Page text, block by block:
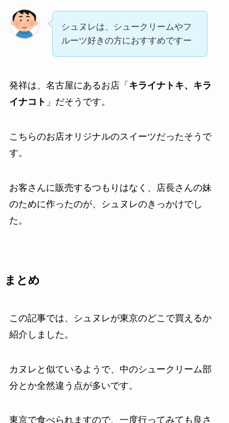
シュヌレは、シュークリームやフ
ルーツ好きの方におすすめですー
発祥は、名古屋にあるお店「 キライナトキ、キラ
イナコト 」だそうです。
こちらのお店オリジナルのスイーツだったそうで
す。
お客さんに販売するつもりはなく、店長さんの妹
のために作ったのが、シュヌレのきっかけでし
た。
まとめ
この記事では、シュヌレが東京のどこで買えるか
紹介しました。
カヌレと似ているようで、中のシュークリーム部
分とか全然違う点が多いです。
東京で食べられますので、一度行ってみても良さ